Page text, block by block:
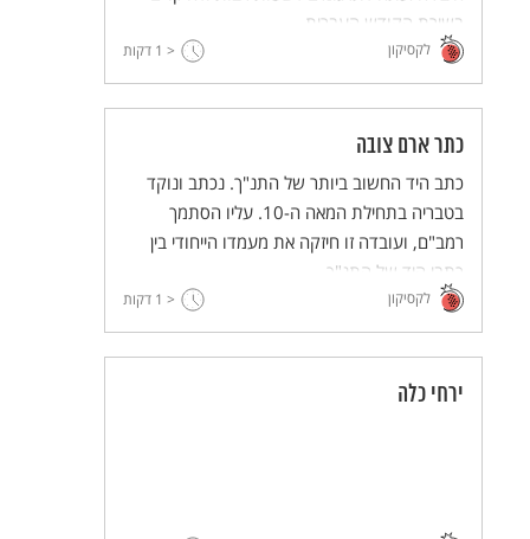
בשירת הקודש העברית.
לקסיקון < 1 דקות
כתר ארם צובה
כתב היד החשוב ביותר של התנ"ך. נכתב ונוקד
בטבריה בתחילת המאה ה-10. עליו הסתמך
רמב"ם, ועובדה זו חיזקה את מעמדו הייחודי בין
כתבי היד של התנ"ך.
לקסיקון < 1 דקות
ירחי כלה